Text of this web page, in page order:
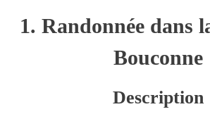
1. Randonnée dans
Bouconne
Description